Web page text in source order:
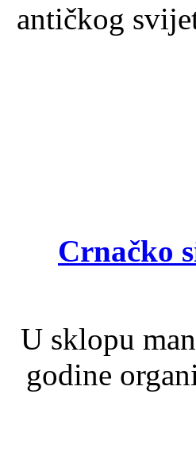
antičkog
Crnačko
U sklopu
godine